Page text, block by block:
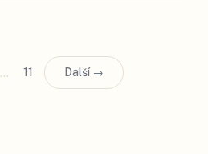
… 11 Další →